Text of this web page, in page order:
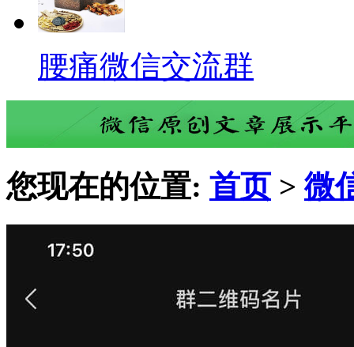
腰痛微信交流群
您现在的位置: 首页 >微